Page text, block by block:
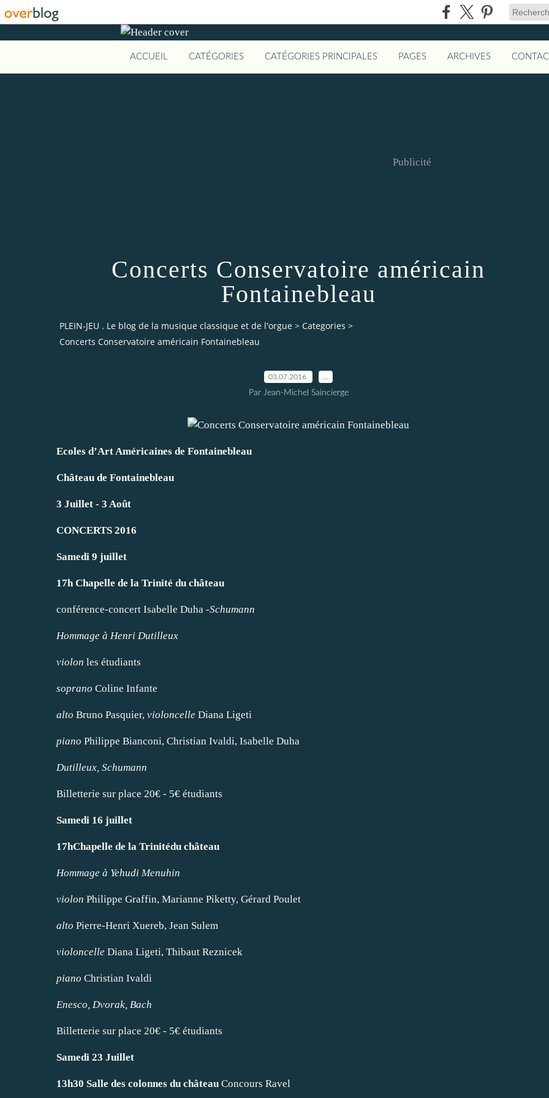
ACCUEIL CATÉGORIES CATÉGORIES PRINCIPALES PAGES ARCHIVES
Publicité
Concerts Conservatoire américain
Fontainebleau
PLEIN-JEU . Le blog de la musique classique et de l'orgue > Categories >
Concerts Conservatoire américain Fontainebleau
03.07.2016
Par Jean-Michel Saincierge
Ecoles d’Art Américaines de Fontainebleau
Château de Fontainebleau
3 Juillet - 3 Août
CONCERTS 2016
Samedi 9 juillet
17h Chapelle de la Trinité du château
conférence-concert Isabelle Duha -Schumann
Hommage à Henri Dutilleux
violon les étudiants
soprano Coline Infante
alto Bruno Pasquier, violoncelle Diana Ligeti
piano Philippe Bianconi, Christian Ivaldi, Isabelle Duha
Dutilleux, Schumann
Billetterie sur place 20€ - 5€ étudiants
Samedi 16 juillet
17hChapelle de la Trinitédu château
Hommage à Yehudi Menuhin
violon Philippe Graffin, Marianne Piketty, Gérard Poulet
alto Pierre-Henri Xuereb, Jean Sulem
violoncelle Diana Ligeti, Thibaut Reznicek
piano Christian Ivaldi
Enesco, Dvorak, Bach
Billetterie sur place 20€ - 5€ étudiants
Samedi 23 Juillet
13h30 Salle des colonnes du château Concours Ravel